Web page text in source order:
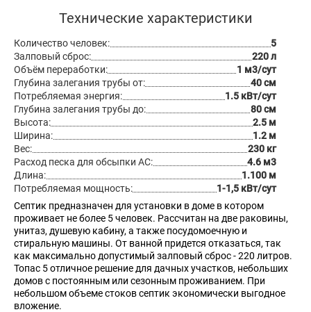
Технические характеристики
Количество человек:
5
Залповый сброс:
220 л
Объём переработки:
1 м3/сут
Глубина залегания трубы от:
40 см
Потребляемая энергия:
1.5 кВт/сут
Глубина залегания трубы до:
80 см
Высота:
2.5 м
Ширина:
1.2 м
Вес:
230 кг
Расход песка для обсыпки АС:
4.6 м3
Длина:
1.100 м
Потребляемая мощность:
1-1,5 кВт/сут
Септик предназначен для установки в доме в котором
проживает не более 5 человек. Рассчитан на две раковины,
унитаз, душевую кабину, а также посудомоечную и
стиральную машины. От ванной придется отказаться, так
как максимально допустимый залповый сброс - 220 литров.
Топас 5 отличное решение для дачных участков, небольших
домов с постоянным или сезонным проживанием. При
небольшом объеме стоков септик экономически выгодное
вложение.